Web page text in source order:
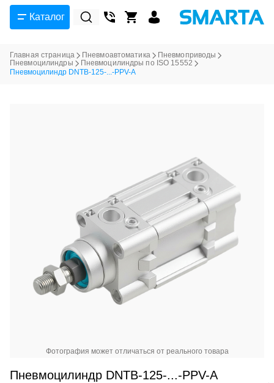
Каталог
Главная страница Пневмоавтоматика
Пневмоприводы
Пневмоцилиндры
Пневмоцилиндры по ISO 15552
Пневмоцилиндр DNTB-125-...-PPV-A
Фотография может отличаться от реального товара
Пневмоцилиндр DNTB-125-...-PPV-A